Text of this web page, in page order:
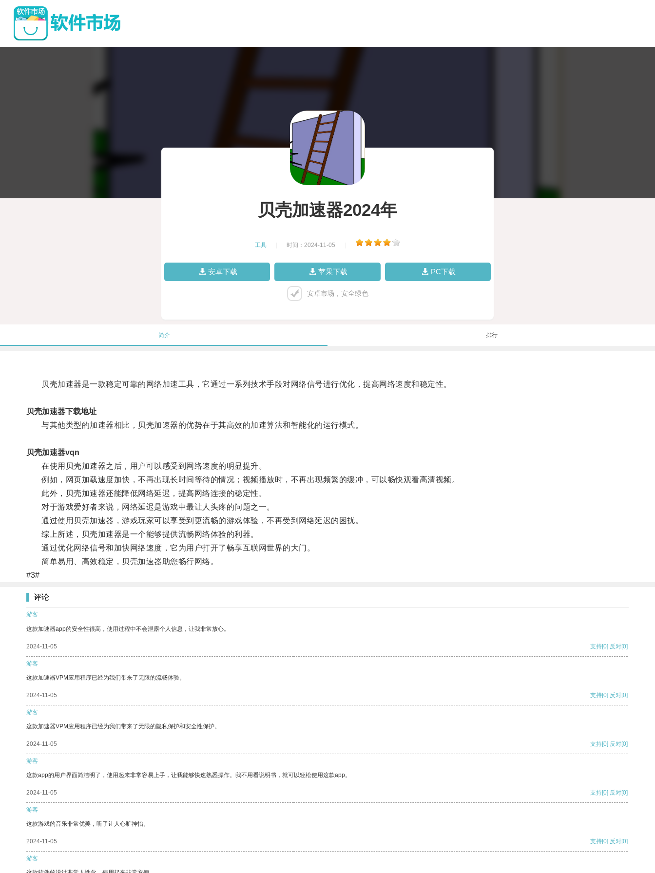
贝壳加速器2024年
工具 时间：2024-11-05
安卓下载 苹果下载 PC下载
安卓市场，安全绿色
简介 排行
贝壳加速器是一款稳定可靠的网络加速工具，它通过一系列技术手段对网络信号进行优化，提高网络速度和稳定性。
贝壳加速器下载地址
与其他类型的加速器相比，贝壳加速器的优势在于其高效的加速算法和智能化的运行模式。
贝壳加速器vqn
在使用贝壳加速器之后，用户可以感受到网络速度的明显提升。
例如，网页加载速度加快，不再出现长时间等待的情况；视频播放时，不再出现频繁的缓冲，可以畅快观看高清视频。
此外，贝壳加速器还能降低网络延迟，提高网络连接的稳定性。
对于游戏爱好者来说，网络延迟是游戏中最让人头疼的问题之一。
通过使用贝壳加速器，游戏玩家可以享受到更流畅的游戏体验，不再受到网络延迟的困扰。
综上所述，贝壳加速器是一个能够提供流畅网络体验的利器。
通过优化网络信号和加快网络速度，它为用户打开了畅享互联网世界的大门。
简单易用、高效稳定，贝壳加速器助您畅行网络。
#3#
评论
游客
这款加速器app的安全性很高，使用过程中不会泄露个人信息，让我非常放心。
2024-11-05 支持[0] 反对[0]
游客
这款加速器VPM应用程序已经为我们带来了无限的流畅体验。
2024-11-05 支持[0] 反对[0]
游客
这款加速器VPM应用程序已经为我们带来了无限的隐私保护和安全性保护。
2024-11-05 支持[0] 反对[0]
游客
这款app的用户界面简洁明了，使用起来非常容易上手，让我能够快速熟悉操作。我不用看说明书，就可以轻松使用这款app。
2024-11-05 支持[0] 反对[0]
游客
这款游戏的音乐非常优美，听了让人心旷神怡。
2024-11-05 支持[0] 反对[0]
游客